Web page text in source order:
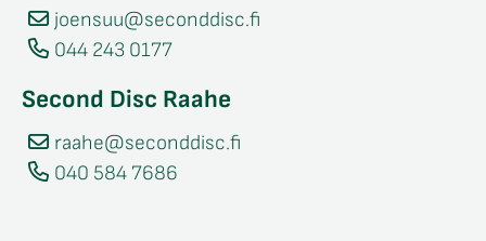
joensuu@seconddisc.fi
044 243 0177
Second Disc Raahe
raahe@seconddisc.fi
040 584 7686